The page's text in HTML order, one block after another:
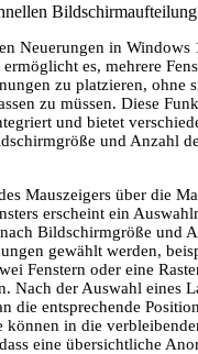
Bildschirmaufteilung
Neuerungen in Windows
es, mehrere
zu platzieren, ohne
zu müssen. Diese
und bietet
und Anzahl
Mauszeigers über die
erscheint ein
Bildschirmgröße und
gewählt werden,
Fenstern oder eine
Nach der Auswahl eines
die entsprechende
können in die
eine übersichtliche